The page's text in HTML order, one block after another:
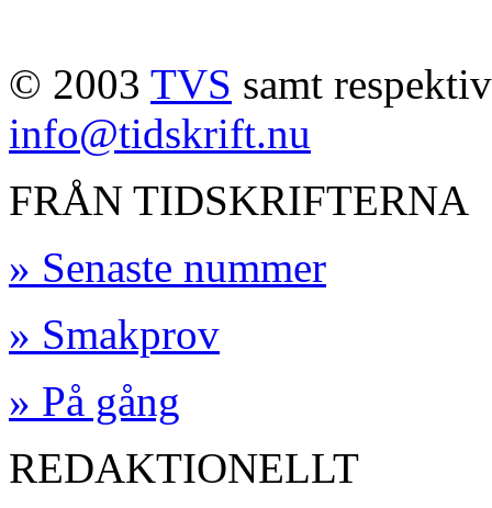
© 2003 TVS samt
info@tidskrift.nu
FRÅN TIDSKRIFTERNA
» Senaste nummer
» Smakprov
» På gång
REDAKTIONELLT